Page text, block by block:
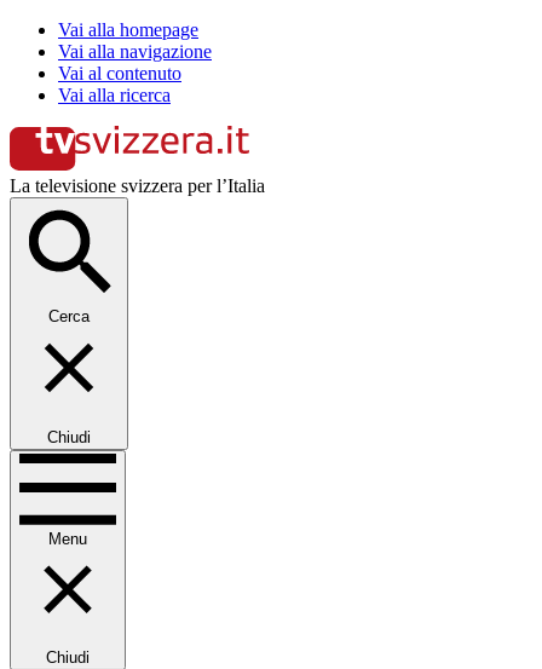
Vai alla homepage
Vai alla navigazione
Vai al contenuto
Vai alla ricerca
La televisione svizzera per l’Italia
Cerca
Chiudi
Menu
Chiudi